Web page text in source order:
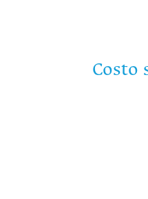
Costo